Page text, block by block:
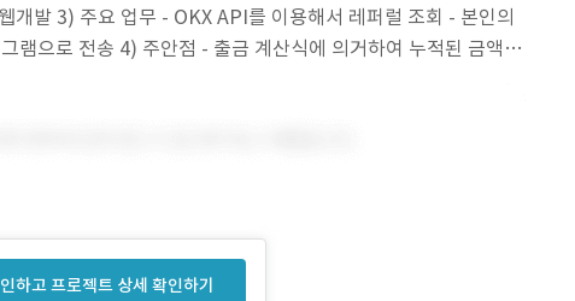
개발 3) 주요 업무 - OKX API를 이용해서 레퍼럴 조회 - 본인의
램으로 전송 4) 주안점 - 출금 계산식에 의거하여 누적된 금액을
하고 프로젝트 상세 확인하기